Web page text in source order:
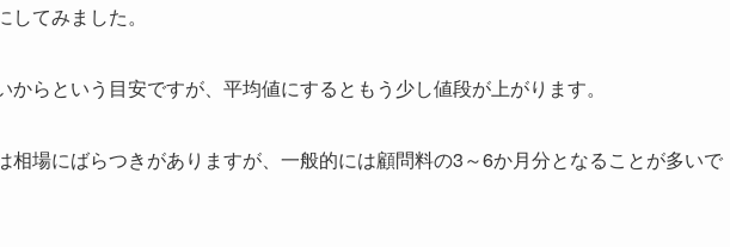
てみました。
らという目安ですが、平均値にするともう少し値段が上がります。
相場にばらつきがありますが、一般的には顧問料の3～6か月分となることが多いで